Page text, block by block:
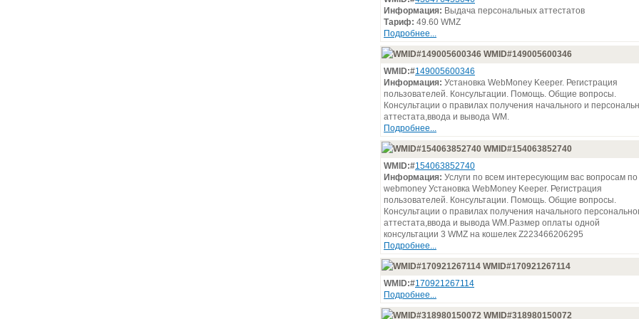
Информация: Выдача персональных аттестатов
Тариф: 49.60 WMZ
Подробнее...
WMID#149005600346
WMID:#149005600346
Информация: Установка WebMoney Keeper. Регистрация
пользователей. Консультации. Помощь. Общие вопросы.
Консультации о правилах получения начального и
аттестата,ввода и вывода WM.
Подробнее...
WMID#154063852740
WMID:#154063852740
Информация: Услуги по всем интересующим вас вопросам по
webmoney Установка WebMoney Keeper. Регистрация
пользователей. Консультации. Помощь. Общие вопросы.
Консультации о правилах получения начального
аттестата,ввода и вывода WM.Размер оплаты одной
консультации 3 WMZ на кошелек Z223466206295
Подробнее...
WMID#170921267114
WMID:#170921267114
Подробнее...
WMID#318980150072